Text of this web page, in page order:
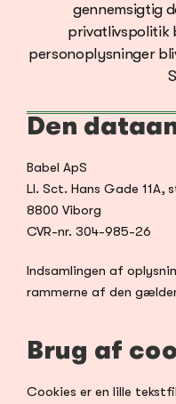
gennemsigtig
privatlivspolitik
personoplysninger
Den
Babel ApS
Ll. Sct. Hans Gade 11A,
8800 Viborg
CVR-nr. 304-985-26
Indsamlingen af
rammerne af den
Brug af
Cookies er en lille